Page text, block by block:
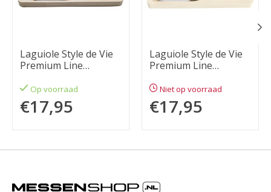
Laguiole Style de Vie
Premium Line
delig darkwood
Op voorraad
€17,95
Laguiole Style de Vie
Premium Line
delig parelmoer
Niet op voorraad
€17,95